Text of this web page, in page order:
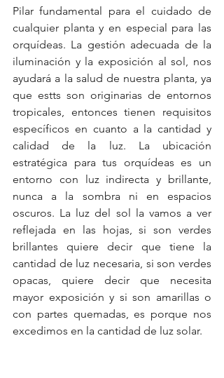
Pilar fundamental para el cuidado de
cualquier planta y en especial para las
orquídeas. La gestión adecuada de la
iluminación y la exposición al sol, nos
ayudará a la salud de nuestra planta, ya
que estts son originarias de entornos
tropicales, entonces tienen requisitos
específicos en cuanto a la cantidad y
calidad de la luz. La ubicación
estratégica para tus orquídeas es un
entorno con luz indirecta y brillante,
nunca a la sombra ni en espacios
oscuros. La luz del sol la vamos a ver
reflejada en las hojas, si son verdes
brillantes quiere decir que tiene la
cantidad de luz necesaria, si son verdes
opacas, quiere decir que necesita
mayor exposición y si son amarillas o
con partes quemadas, es porque nos
excedimos en la cantidad de luz solar.